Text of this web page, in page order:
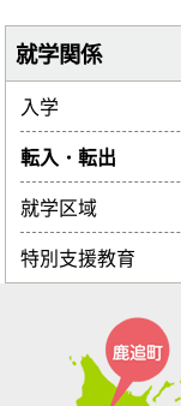
就学関係
入学
転入・転出
就学区域
特別支援教育